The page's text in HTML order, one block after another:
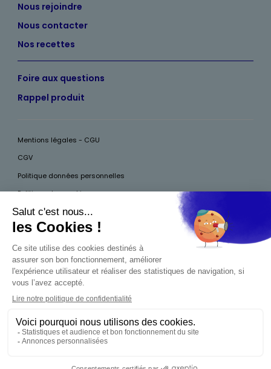
Nous rejoindre
Nous contacter
Nos recettes
Foire aux questions
Rappel produit
Mentions légales - CGU
CGV
Politique données personnelles
Politique des cookies
Accessibilité
Pour votre santé, mangez au moins cinq fruits et légumes par jour, plus
d’infos surwww.mangerbouger.fr
aux mineurs de moins de 18 ans
La preuve de majorité de l'acheteur est exigée au
moment de la vente en ligne. CODE DE LA SANTÉ